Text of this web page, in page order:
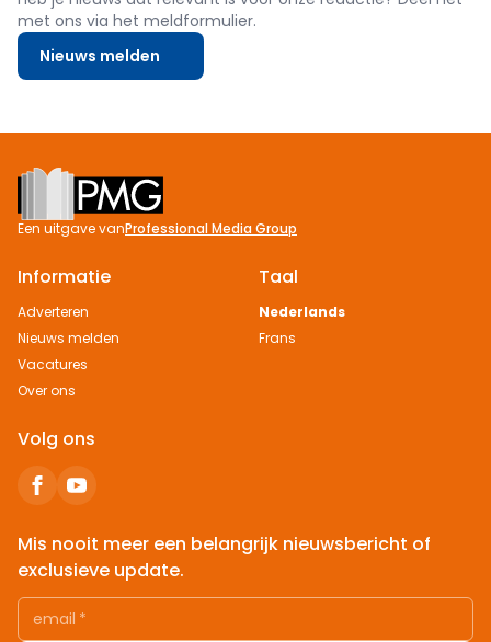
met ons via het meldformulier.
Nieuws melden
Footer
Een uitgave vanProfessional Media Group
Informatie
Adverteren
Nieuws melden
Vacatures
Over ons
Taal
Nederlands
Frans
Volg ons
Mis nooit meer een belangrijk nieuwsbericht of
exclusieve update.
email *